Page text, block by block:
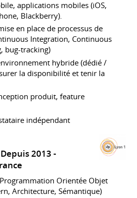
applications mobiles (iOS,
Blackberry).
en place de processus de
Integration, Continuous
bug-tracking)
hybride (dédié /
la disponibilité et tenir la
produit, feature
indépendant
Depuis 2013
Orientée Objet
Architecture, Sémantique)